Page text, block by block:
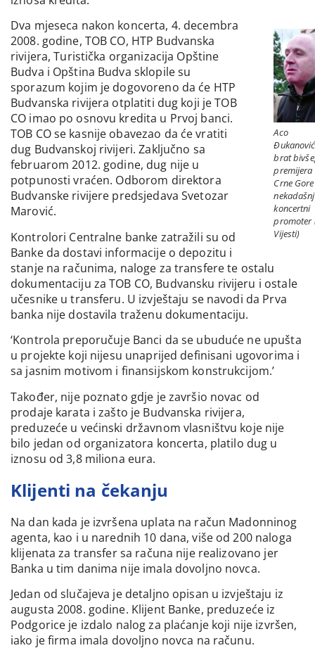
Aco
brat
premijera
Crne
koncertni
promoter
Vijesti)
Dva mjeseca nakon koncerta, 4. decembra
2008. godine, TOB CO, HTP Budvanska
rivijera, Turistička organizacija Opštine
Budva i Opština Budva sklopile su
sporazum kojim je dogovoreno da će HTP
Budvanska rivijera otplatiti dug koji je TOB
CO imao po osnovu kredita u Prvoj banci.
TOB CO se kasnije obavezao da će vratiti
dug Budvanskoj rivijeri. Zaključno sa
februarom 2012. godine, dug nije u
potpunosti vraćen. Odborom direktora
Budvanske rivijere predsjedava Svetozar
Marović.
Kontrolori Centralne banke zatražili su od
Banke da dostavi informacije o depozitu i
stanje na računima, naloge za transfere te ostalu
dokumentaciju za TOB CO, Budvansku rivijeru i ostale
učesnike u transferu. U izvještaju se navodi da Prva
banka nije dostavila traženu dokumentaciju.
‘Kontrola preporučuje Banci da se ubuduće ne upušta
u projekte koji nijesu unaprijed definisani ugovorima i
sa jasnim motivom i finansijskom konstrukcijom.’
Također, nije poznato gdje je završio novac od
prodaje karata i zašto je Budvanska rivijera,
preduzeće u većinski državnom vlasništvu koje nije
bilo jedan od organizatora koncerta, platilo dug u
iznosu od 3,8 miliona eura.
Klijenti na čekanju
Na dan kada je izvršena uplata na račun Madonninog
agenta, kao i u narednih 10 dana, više od 200 naloga
klijenata za transfer sa računa nije realizovano jer
Banka u tim danima nije imala dovoljno novca.
Jedan od slučajeva je detaljno opisan u izvještaju iz
augusta 2008. godine. Klijent Banke, preduzeće iz
Podgorice je izdalo nalog za plaćanje koji nije izvršen,
iako je firma imala dovoljno novca na računu.